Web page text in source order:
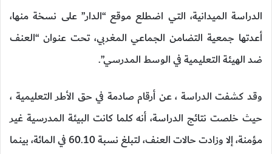
الدراسة الميدانية، التي اضطلع موقع “الدار” على نسخة منها،
أعدتها جمعية التضامن الجماعي المغربي، تحت عنوان “العنف
ضد الهيئة التعليمية في الوسط المدرسي”.
وقد كشفت الدراسة ، عن أرقام صادمة في حق الأطر التعليمية ،
حيث خلصت نتائج الدراسة، أنه كلما كانت البيئة المدرسية غير
مؤمنة، إلا وزادت حالات العنف، لتبلغ نسبة 60.10 في المائة، بينما